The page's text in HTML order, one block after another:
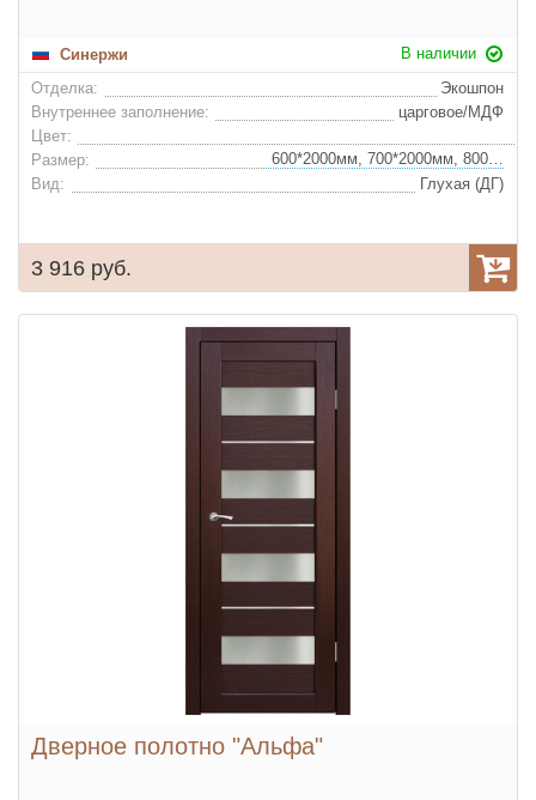
Синержи
В наличии
Отделка:
Экошпон
Внутреннее заполнение:
царговое/МДФ
Цвет:
Размер:
600*2000мм, 700*2000мм, 800*2000мм, 900*2000мм
Вид:
Глухая (ДГ)
3 916 руб.
Дверное полотно "Альфа"